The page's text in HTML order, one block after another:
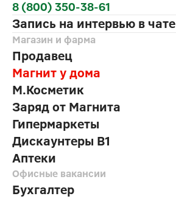
8 (800) 350-38-61
Запись на интервью в чате
Магазин и фарма
Продавец
Магнит у дома
М.Косметик
Заряд от Магнита
Гипермаркеты
Дискаунтеры В1
Аптеки
Офисные вакансии
Бухгалтер